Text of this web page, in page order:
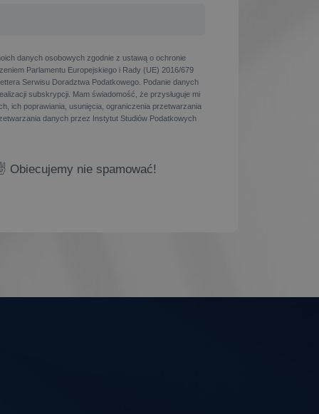
danych osobowych zgodnie z ustawą o ochronie
Parlamentu Europejskiego i Rady (UE) 2016/679
Serwisu Doradztwa Podatkowego. Podanie danych
subskrypcji. Mam świadomość, że przysługuje mi
ich poprawiania, usunięcia, ograniczenia przetwarzania
danych przez Instytut Studiów Podatkowych
Obiecujemy nie spamować!